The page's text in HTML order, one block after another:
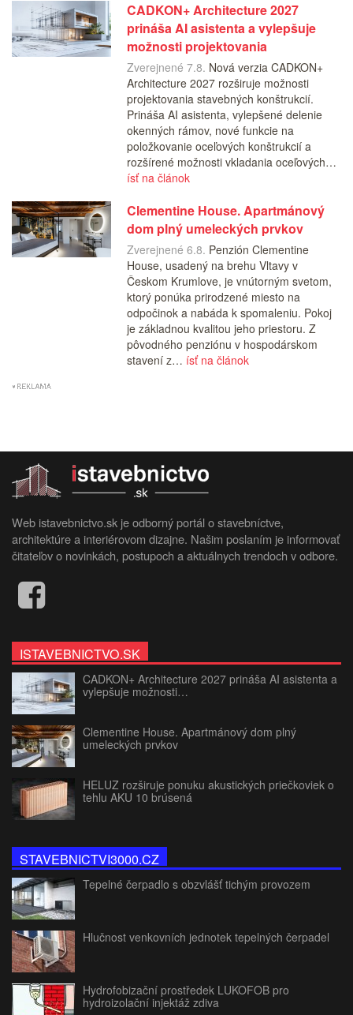
CADKON+ Architecture 2027
prináša AI asistenta a vylepšuje
možnosti projektovania
Zverejnené 7.8. Nová verzia CADKON+
Architecture 2027 rozširuje možnosti
projektovania stavebných konštrukcií.
Prináša AI asistenta, vylepšené delenie
okenných rámov, nové funkcie na
položkovanie oceľových konštrukcií a
rozšírené možnosti vkladania oceľových…
ísť na článok
Clementine House. Apartmánový
dom plný umeleckých prvkov
Zverejnené 6.8. Penzión Clementine
House, usadený na brehu Vltavy v
Českom Krumlove, je vnútorným svetom,
ktorý ponúka prirodzené miesto na
odpočinok a nabáda k spomaleniu. Pokoj
je základnou kvalitou jeho priestoru. Z
pôvodného penziónu v hospodárskom
stavení z… ísť na článok
Web istavebnictvo.sk je odborný portál o stavebníctve,
architektúre a interiérovom dizajne. Našim poslaním je informovať
čitateľov o novinkách, postupoch a aktuálnych trendoch v odbore.
ISTAVEBNICTVO.SK
CADKON+ Architecture 2027 prináša AI asistenta a
vylepšuje možnosti…
Clementine House. Apartmánový dom plný
umeleckých prvkov
HELUZ rozširuje ponuku akustických priečkoviek o
tehlu AKU 10 brúsená
STAVEBNICTVI3000.CZ
Tepelné čerpadlo s obzvlášť tichým provozem
Hlučnost venkovních jednotek tepelných čerpadel
Hydrofobizační prostředek LUKOFOB pro
hydroizolační injektáž zdiva